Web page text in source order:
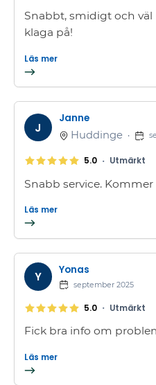
Snabbt, smidigt och
klaga på!
Läs mer
J
Janne
Huddinge •
5.0 • Utmärkt
Snabb service.
Läs mer
Y Yonas
september 2025
5.0 • Utmärkt
Fick bra info om
Läs mer